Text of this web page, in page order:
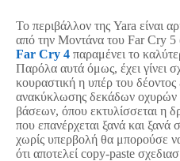
Το περιβάλλον της Yara είναι
από την Μοντάνα του Far Cry 5
Far Cry 4 παραμένει το
Παρόλα αυτά όμως, έχει γίνει
κουραστική η υπέρ του
ανακύκλωσης δεκάδων οχυρών
βάσεων, όπου εκτυλίσσεται η
που επανέρχεται ξανά και ξανά
χωρίς υπερβολή θα μπορούσε
ότι αποτελεί copy-paste